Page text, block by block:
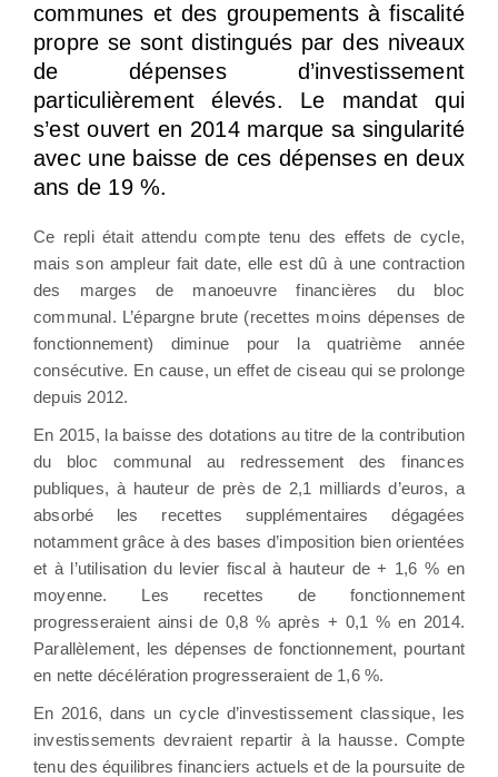
communes et des groupements à fiscalité
propre se sont distingués par des niveaux
de dépenses d’investissement
particulièrement élevés. Le mandat qui
s’est ouvert en 2014 marque sa singularité
avec une baisse de ces dépenses en deux
ans de 19 %.
Ce repli était attendu compte tenu des effets de cycle,
mais son ampleur fait date, elle est dû à une contraction
des marges de manoeuvre financières du bloc
communal. L’épargne brute (recettes moins dépenses de
fonctionnement) diminue pour la quatrième année
consécutive. En cause, un effet de ciseau qui se prolonge
depuis 2012.
En 2015, la baisse des dotations au titre de la contribution
du bloc communal au redressement des finances
publiques, à hauteur de près de 2,1 milliards d’euros, a
absorbé les recettes supplémentaires dégagées
notamment grâce à des bases d’imposition bien orientées
et à l’utilisation du levier fiscal à hauteur de + 1,6 % en
moyenne. Les recettes de fonctionnement
progresseraient ainsi de 0,8 % après + 0,1 % en 2014.
Parallèlement, les dépenses de fonctionnement, pourtant
en nette décélération progresseraient de 1,6 %.
En 2016, dans un cycle d’investissement classique, les
investissements devraient repartir à la hausse. Compte
tenu des équilibres financiers actuels et de la poursuite de